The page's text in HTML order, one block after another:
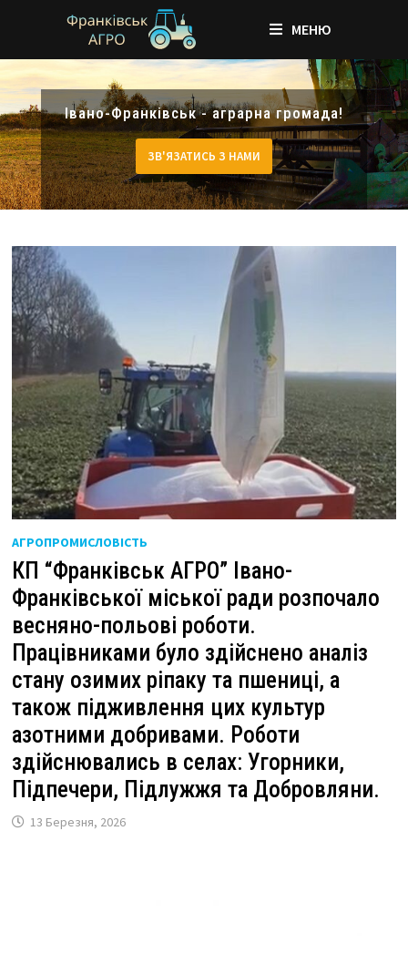
content
МЕНЮ
Івано-Франківськ - аграрна громада!
ЗВ'ЯЗАТИСЬ З НАМИ
АГРОПРОМИСЛОВІСТЬ
КП “Франківськ АГРО” Івано-
Франківської міської ради розпочало
весняно-польові роботи.
Працівниками було здійснено аналіз
стану озимих ріпаку та пшениці, а
також підживлення цих культур
азотними добривами. Роботи
здійснювались в селах: Угорники,
Підпечери, Підлужжя та Добровляни.
13 Березня, 2026